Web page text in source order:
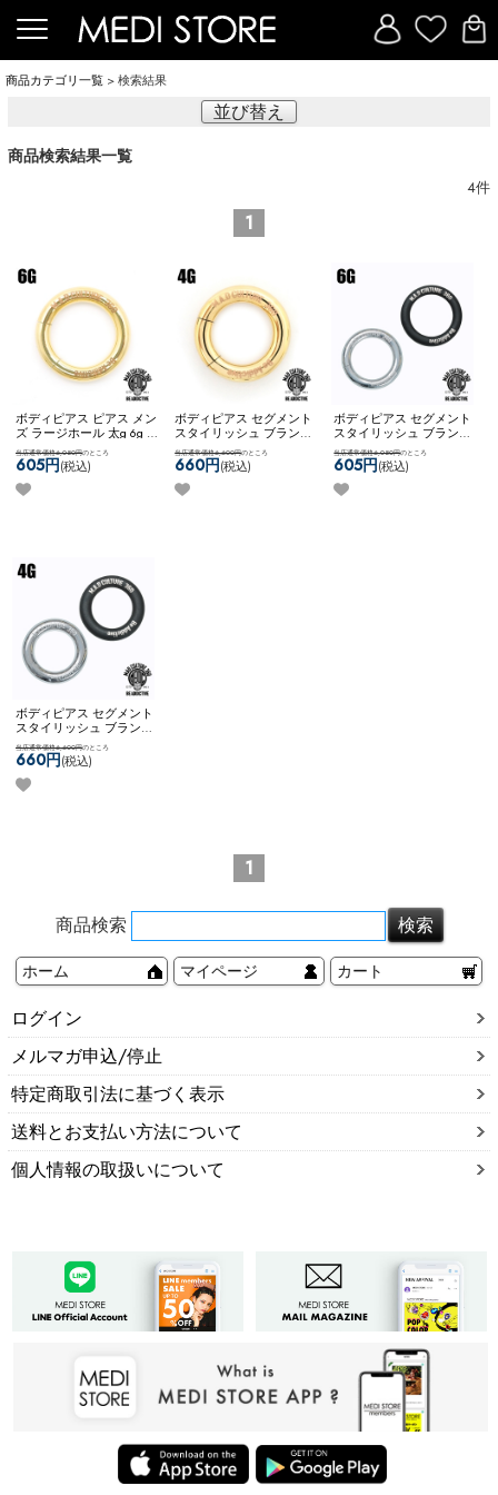
商品カテゴリ一覧 > 検索結果
並び替え
商品検索結果一覧
4件
1
ボディピアス ピアス メン
ズ ラージホール 太g 6g ギ
フト プレゼント サージカ
ルステンレス シンプル か
っこいい ネコポス
OK
当店通常価格6,050円のところ
605円(税込)
ボディピアス セグメント
スタイリッシュ ブランド
ロゴ入り MADC ステンレ
ス シンプル かっこいい
ネコポスOK【M.A.D
CULTURE 360】 [ 4G ] セグ
当店通常価格6,600円のところ
660円(税込)
ボディピアス セグメント
スタイリッシュ ブランド
ロゴ入り MADC ステンレ
ス シンプル かっこいい
ネコポスOK【M.A.D
CULTURE 360】 [ 6G ] セグ
当店通常価格6,050円のところ
605円(税込)
ボディピアス セグメント
スタイリッシュ ブランド
ロゴ入り MADC ステンレ
ス シンプル かっこいい
ネコポスOK【M.A.D
CULTURE 360】 [ 4G ] セグ
当店通常価格6,600円のところ
660円(税込)
1
商品検索
ホーム マイページ カート
ログイン
メルマガ申込/停止
特定商取引法に基づく表示
送料とお支払い方法について
個人情報の取扱いについて